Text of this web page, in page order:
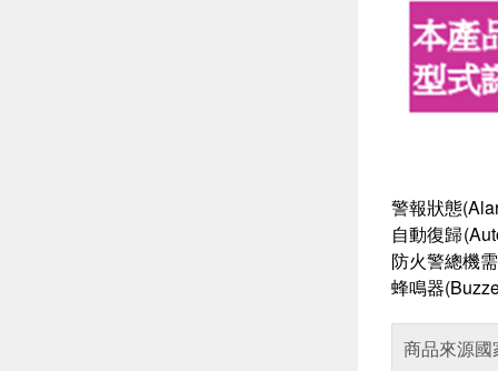
警報狀態
自動復歸
防火警總機
蜂鳴器
商品來源國